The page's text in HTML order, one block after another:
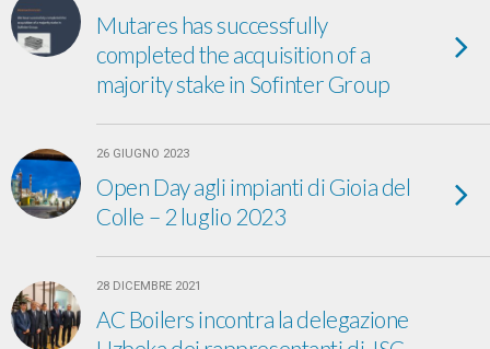
Mutares has successfully
completed the acquisition of a
majority stake in Sofinter Group
26 GIUGNO 2023
Open Day agli impianti di Gioia del
Colle – 2 luglio 2023
28 DICEMBRE 2021
AC Boilers incontra la delegazione